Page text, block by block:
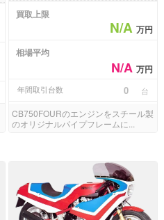
買取上限
N/A 万円
相場平均
N/A 万円
年間取引台数 0 台
CB750FOURのエンジンをスチール製
のオリジナルパイプフレームに...